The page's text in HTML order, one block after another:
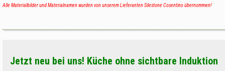
Alle Materialbilder und Materialnamen wurden von unserem Lieferanten Silestone Cosentino übernommen!
Jetzt neu bei uns! Küche ohne sichtbare Induktion